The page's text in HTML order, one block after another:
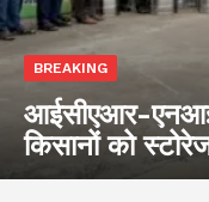
BREAKING
आईसीएआर-
किसानों को